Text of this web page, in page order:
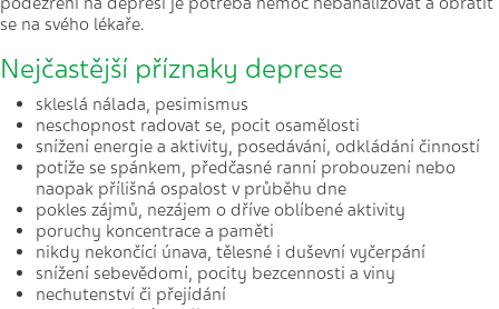
se na svého lékaře.
Nejčastější příznaky deprese
skleslá nálada, pesimismus
neschopnost radovat se, pocit osamělosti
snížení energie a aktivity, posedávání, odkládání činností
potíže se spánkem, předčasné ranní probouzení nebo
naopak přílišná ospalost v průběhu dne
pokles zájmů, nezájem o dříve oblíbené aktivity
poruchy koncentrace a paměti
nikdy nekončící únava, tělesné i duševní vyčerpání
snížení sebevědomí, pocity bezcennosti a viny
nechutenství či přejídání